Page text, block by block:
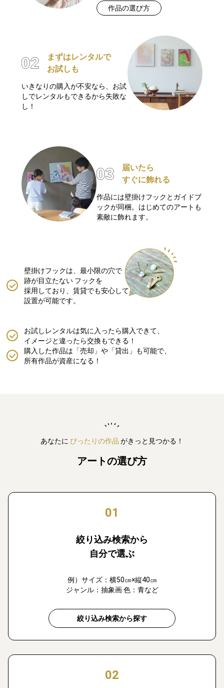
作品の選び方
まずはレンタルで
お試しも
いきなりの購入が不安なら、お試
しでレンタルもできるから失敗な
し！
届いたら
すぐに飾れる
作品には壁掛けフックとガイドブ
ックが同梱。はじめてのアートも
素敵に飾れます。
壁掛けフックは、最小限の穴で
跡が目立たない フックを
採用しており、賃貸でも安心して
設置が可能です。
購入した作品は「売却」や「貸出」も可能で、
所有作品が資産になる！
お試しレンタルは気に入ったら購入できて、
イメージと違ったら交換もできる！
あなたに ぴったりの作品 がきっと見つかる！
アートの選び方
01
絞り込み検索から
自分で選ぶ
例）サイズ：横50㎝×縦40㎝
ジャンル：抽象画 色：青など
絞り込み検索から探す
02